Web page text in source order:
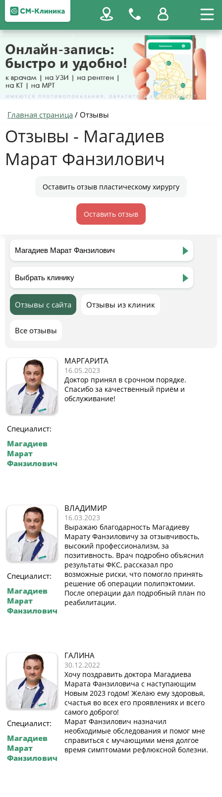
Главная страница / Отзывы
Отзывы - Магадиев
Марат Фанзилович
Оставить отзыв пластическому хирургу
Оставить отзыв
Отзывы с сайта Отзывы из клиник
Все отзывы
Специалист:
Магадиев
Марат
Фанзилович
МАРГАРИТА
16.05.2023
Доктор принял в срочном порядке.
Спасибо за качественный приём и
обслуживание!
Специалист:
Магадиев
Марат
Фанзилович
ВЛАДИМИР
16.03.2023
Выражаю благодарность Магадиеву
Марату Фанзиловичу за отзывчивость,
высокий профессионализм, за
позитивность. Врач подробно объяснил
результаты ФКС, рассказал про
возможные риски, что помогло принять
решение об операции полипэктомии.
После операции дал подробный план по
реабилитации.
Специалист:
Магадиев
Марат
Фанзилович
ГАЛИНА
30.12.2022
Хочу поздравить доктора Магадиева
Марата Фанзиловича с наступающим
Новым 2023 годом! Желаю ему здоровья,
счастья во всех его проявлениях и всего
самого доброго!
Марат Фанзилович назначил
необходимые обследования и помог мне
справиться с мучающими меня долгое
время симптомами рефлюксной болезни.